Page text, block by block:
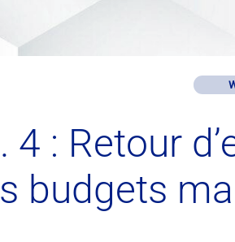
4 : Retour
budgets